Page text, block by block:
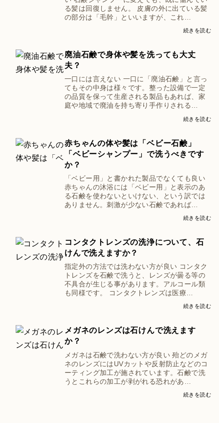
る髪は回復しません。 皮膚の外に出ている髪
の部分は「毛幹」といいますが、これ…
続きを読む
廃油石鹸で身体や髪を洗っても大丈
夫？
一口には言えない 一口に「廃油石鹸」と言っ
てもその中身は様々です。整った設備で一定
の品質を保って生産される製品もあれば、家
庭や地域で廃油を持ち寄り手作りされる…
続きを読む
赤ちゃんの体や髪は「ベビー石鹸」
「ベビーシャンプー」で洗うべきです
か？
「ベビー用」と書かれた製品でなくても良い
赤ちゃんの沐浴には「ベビー用」と表示のあ
る石鹸を使わないといけない、という訳では
ありません。刺激が少ない石鹸であれば…
続きを読む
コンタクトレンズの洗浄について、石
けんで洗えますか？
指定外の方法では洗わない方が良い コンタク
トレンズを石鹸で洗うと、レンズが曇る等の
不具合が生じる事があります。アルコール類
も同様です。 コンタクトレンズは医療…
続きを読む
メガネのレンズは石けんで洗えます
か？
メガネは石鹸で洗わない方が良い 殆どのメガ
ネのレンズにはUVカットや反射防止などのコ
ーティング加工が施されています。石鹸で洗
うとこれらの加工が剥がれる恐れがあ…
続きを読む